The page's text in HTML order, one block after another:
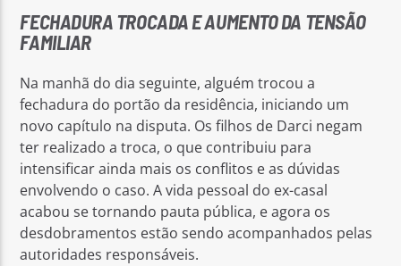
FECHADURA TROCADA E AUMENTO DA TENSÃO
FAMILIAR
Na manhã do dia seguinte, alguém trocou a
fechadura do portão da residência, iniciando um
novo capítulo na disputa. Os filhos de Darci negam
ter realizado a troca, o que contribuiu para
intensificar ainda mais os conflitos e as dúvidas
envolvendo o caso. A vida pessoal do ex-casal
acabou se tornando pauta pública, e agora os
desdobramentos estão sendo acompanhados pelas
autoridades responsáveis.